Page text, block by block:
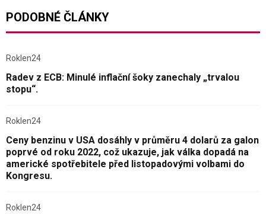
PODOBNÉ ČLÁNKY
Roklen24
Radev z ECB: Minulé inflační šoky zanechaly „trvalou
stopu“.
Roklen24
Ceny benzinu v USA dosáhly v průměru 4 dolarů za galon
poprvé od roku 2022, což ukazuje, jak válka dopadá na
americké spotřebitele před listopadovými volbami do
Kongresu.
Roklen24